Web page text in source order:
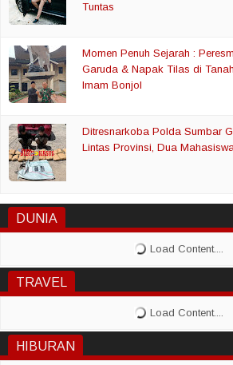
Tuntas
Momen Penuh Sejarah :
Garuda & Napak Tilas di
Imam Bonjol
Ditresnarkoba Polda Sumbar
Lintas Provinsi, Dua
DUNIA
TRAVEL
HIBURAN